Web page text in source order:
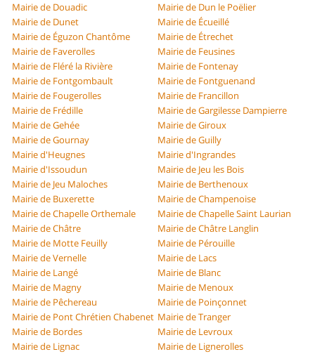
Mairie de Douadic
Mairie de Dun le Poëlier
Mairie de Dunet
Mairie de Écueillé
Mairie de Éguzon Chantôme
Mairie de Étrechet
Mairie de Faverolles
Mairie de Feusines
Mairie de Fléré la Rivière
Mairie de Fontenay
Mairie de Fontgombault
Mairie de Fontguenand
Mairie de Fougerolles
Mairie de Francillon
Mairie de Frédille
Mairie de Gargilesse Dampierre
Mairie de Gehée
Mairie de Giroux
Mairie de Gournay
Mairie de Guilly
Mairie d'Heugnes
Mairie d'Ingrandes
Mairie d'Issoudun
Mairie de Jeu les Bois
Mairie de Jeu Maloches
Mairie de Berthenoux
Mairie de Buxerette
Mairie de Champenoise
Mairie de Chapelle Orthemale
Mairie de Chapelle Saint Laurian
Mairie de Châtre
Mairie de Châtre Langlin
Mairie de Motte Feuilly
Mairie de Pérouille
Mairie de Vernelle
Mairie de Lacs
Mairie de Langé
Mairie de Blanc
Mairie de Magny
Mairie de Menoux
Mairie de Pêchereau
Mairie de Poinçonnet
Mairie de Pont Chrétien Chabenet Mairie de Tranger
Mairie de Bordes
Mairie de Levroux
Mairie de Lignac
Mairie de Lignerolles